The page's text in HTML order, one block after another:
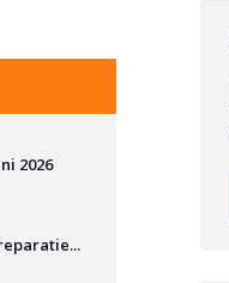
2026